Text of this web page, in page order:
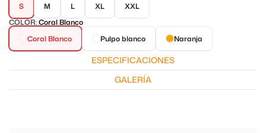
S
M L XL
XXL
COLOR:Coral Blanco
Coral Blanco
Pulpo blanco Naranja
ESPECIFICACIONES
GALERÍA